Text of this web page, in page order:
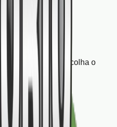
com a equipe e escolha o
e telefone